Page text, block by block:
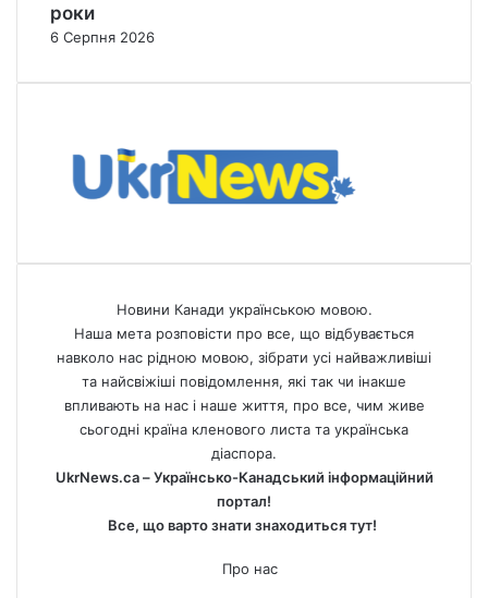
роки
6 Серпня 2026
Новини Канади українською мовою.
Наша мета розповісти про все, що відбувається
навколо нас рідною мовою, зібрати усі найважливіші
та найсвіжіші повідомлення, які так чи інакше
впливають на нас і наше життя, про все, чим живе
сьогодні країна кленового листа та українська
діаспора.
UkrNews.ca – Українсько-Канадський інформаційний
портал!
Все, що варто знати знаходиться тут!
Про нас